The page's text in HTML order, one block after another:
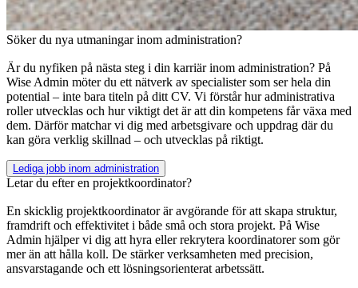
Söker du nya utmaningar inom administration?
Är du nyfiken på nästa steg i din karriär inom administration? På
Wise Admin möter du ett nätverk av specialister som ser hela din
potential – inte bara titeln på ditt CV. Vi förstår hur administrativa
roller utvecklas och hur viktigt det är att din kompetens får växa med
dem. Därför matchar vi dig med arbetsgivare och uppdrag där du
kan göra verklig skillnad – och utvecklas på riktigt.
Lediga jobb inom administration
Letar du efter en projektkoordinator?
En skicklig projektkoordinator är avgörande för att skapa struktur,
framdrift och effektivitet i både små och stora projekt. På Wise
Admin hjälper vi dig att hyra eller rekrytera koordinatorer som gör
mer än att hålla koll. De stärker verksamheten med precision,
ansvarstagande och ett lösningsorienterat arbetssätt.